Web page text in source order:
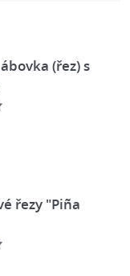
(řez) s
řezy "Piña